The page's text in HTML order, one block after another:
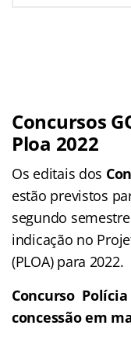
Concursos
Ploa 2022
Os editais dos
estão previstos
segundo
indicação no
(PLOA) para 2022.
Concurso
concessão em